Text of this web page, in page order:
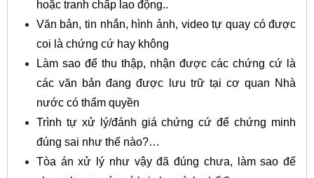
hoặc tranh chấp lao động..
Văn bản, tin nhắn, hình ảnh, video tự quay có được
coi là chứng cứ hay không
Làm sao để thu thập, nhận được các chứng cứ là
các văn bản đang được lưu trữ tại cơ quan Nhà
nước có thẩm quyền
Trình tự xử lý/đánh giá chứng cứ để chứng minh
đúng sai như thế nào?…
Tòa án xử lý như vậy đã đúng chưa, làm sao để